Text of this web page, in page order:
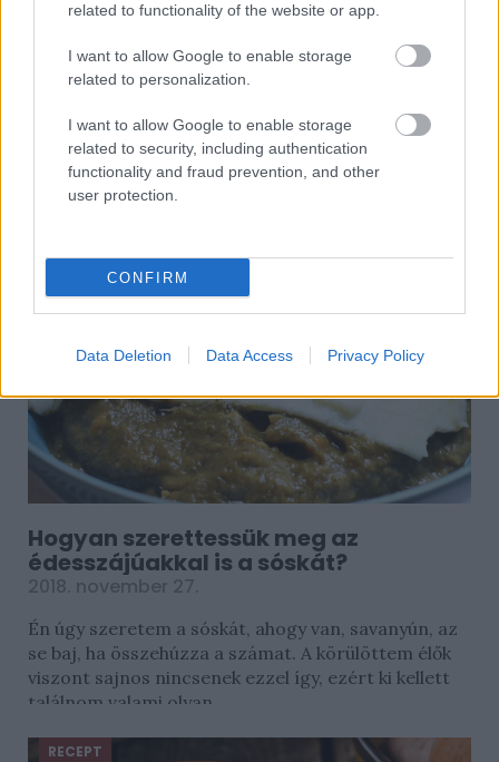
related to functionality of the website or app.
I want to allow Google to enable storage
related to personalization.
I want to allow Google to enable storage
related to security, including authentication
functionality and fraud prevention, and other
user protection.
CONFIRM
Data Deletion Data Access Privacy Policy
Baconnel és hagymával felturbózott
egészben sült édesburgonya
Egy egyszerű, de laktató fogás, ami után
megnyaljuk mind a tíz ujjunkat. Az édesburgonya
azért az egyik legjobb alapanyag, mert minden
Hogyan szerettessük meg az
édesszájúakkal is a sóskát?
2018. november 27.
Én úgy szeretem a sóskát, ahogy van, savanyún, az
se baj, ha összehúzza a számat. A körülöttem élők
viszont sajnos nincsenek ezzel így, ezért ki kellett
találnom valami olyan...
RECEPT